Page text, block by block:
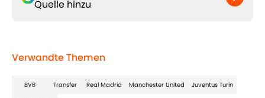
Quelle hinzu
Verwandte Themen
BVB Transfer Real Madrid Manchester United Juventus Turin